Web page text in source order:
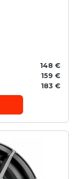
148 €
159 €
183 €